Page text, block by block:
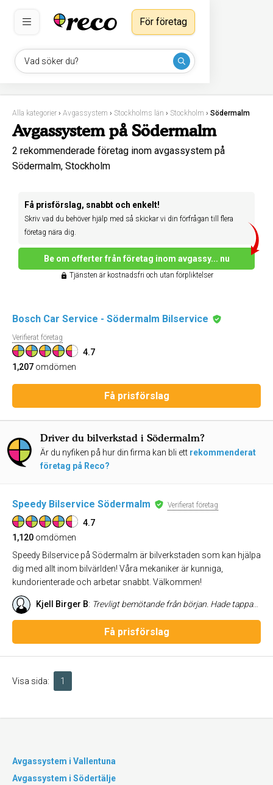
Vad söker du?
För företag
Alla kategorier › Avgassystem › Stockholms län › Stockholm › Södermalm
Avgassystem på Södermalm
2 rekommenderade företag inom avgassystem på
Södermalm, Stockholm
Få prisförslag, snabbt och enkelt!
Skriv vad du behöver hjälp med så skickar vi din förfrågan till flera
företag nära dig.
Be om offerter från företag inom avgassy... nu
Tjänsten är kostnadsfri och utan förpliktelser
Bosch Car Service - Södermalm Bilservice
Verifierat företag
4.7
1,207 omdömen
Få prisförslag
Driver du bilverkstad i Södermalm?
Är du nyfiken på hur din firma kan bli ett rekommenderat
företag på Reco?
Speedy Bilservice Södermalm Verifierat företag
4.7
1,120 omdömen
Speedy Bilservice på Södermalm är bilverkstaden som kan hjälpa
dig med allt inom bilvärlden! Våra mekaniker är kunniga,
kundorienterade och arbetar snabbt. Välkommen!
Kjell Birger B: Trevligt bemötande från början. Hade tappat avgasröret men blev mottagen direkt trots proppfull verkstad. Supersnabbt jobb. Bra pris! Kommer rekommendera!
Få prisförslag
Visa sida: 1
Avgassystem i Vallentuna
Avgassystem i Södertälje